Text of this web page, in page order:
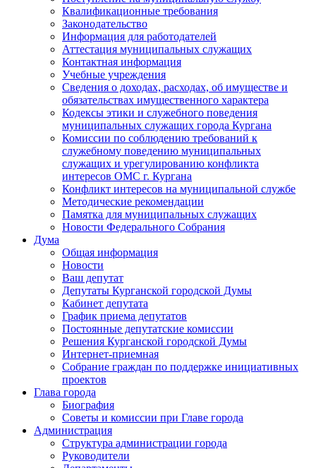
Квалификационные требования
Законодательство
Информация для работодателей
Аттестация муниципальных служащих
Контактная информация
Учебные учреждения
Сведения о доходах, расходах, об имуществе и
обязательствах имущественного характера
Кодексы этики и служебного поведения
муниципальных служащих города Кургана
Комиссии по соблюдению требований к
служебному поведению муниципальных
служащих и урегулированию конфликта
интересов ОМС г. Кургана
Конфликт интересов на муниципальной службе
Методические рекомендации
Памятка для муниципальных служащих
Новости Федерального Cобрания
Дума
Общая информация
Новости
Ваш депутат
Депутаты Курганской городской Думы
Кабинет депутата
График приема депутатов
Постоянные депутатские комиссии
Решения Курганской городской Думы
Интернет-приемная
Собрание граждан по поддержке инициативных
проектов
Глава города
Биография
Советы и комиссии при Главе города
Администрация
Структура администрации города
Руководители